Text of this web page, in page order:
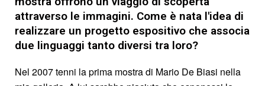
attraverso le immagini. Come è nata l'idea di
realizzare un progetto espositivo che associa
due linguaggi tanto diversi tra loro?
Nel 2007 tenni la prima mostra di Mario De Biasi nella